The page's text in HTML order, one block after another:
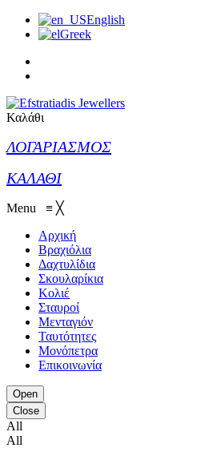
English
Greek
Καλάθι
ΛΟΓΑΡΙΑΣΜΟΣ
ΚΑΛΑΘΙ
Menu ≡ ╳
Αρχική
Βραχιόλια
Δαχτυλίδια
Σκουλαρίκια
Κολιέ
Σταυροί
Μενταγιόν
Ταυτότητες
Μονόπετρα
Επικοινωνία
Open
Close
All
All